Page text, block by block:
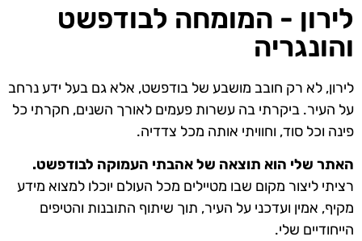
לירון - המומחה לבודפשט
והונגריה
לירון, לא רק חובב מושבע של בודפשט, אלא גם בעל ידע נרחב
על העיר. ביקרתי בה עשרות פעמים לאורך השנים, חקרתי כל
פינה וכל סוד, וחוויתי אותה מכל צדדיה.
האתר שלי הוא תוצאה של אהבתי העמוקה לבודפשט.
רציתי ליצור מקום שבו מטיילים מכל העולם יוכלו למצוא מידע
מקיף, אמין ועדכני על העיר, תוך שיתוף התובנות והטיפים
הייחודיים שלי.